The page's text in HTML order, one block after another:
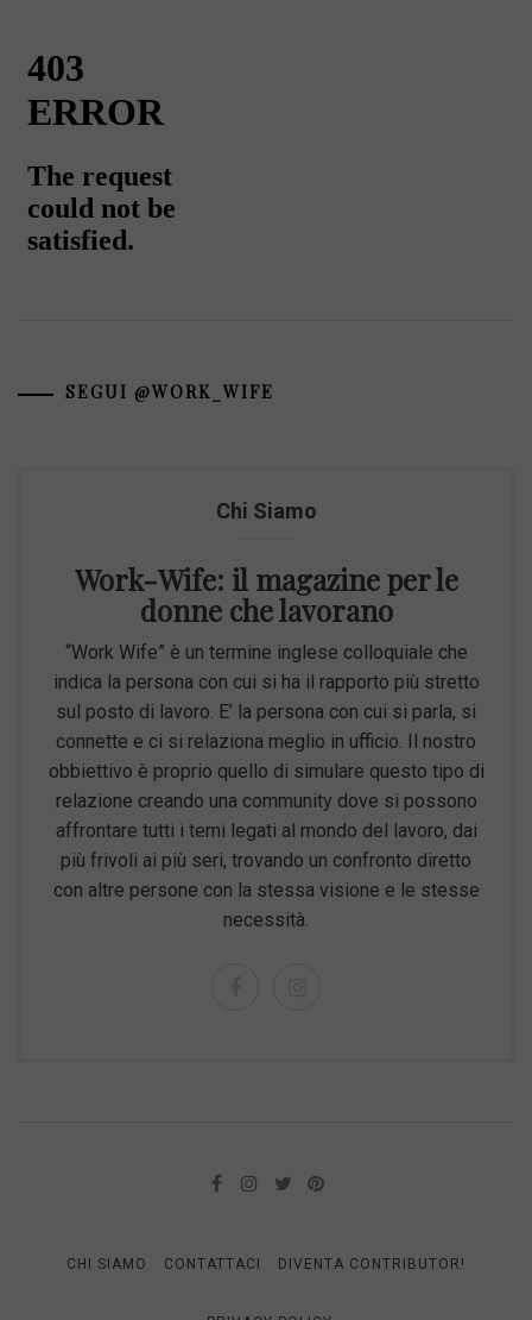
SEGUI @WORK_WIFE
Chi Siamo
Work-Wife: il magazine per le
donne che lavorano
“Work Wife” è un termine inglese colloquiale che
indica la persona con cui si ha il rapporto più stretto
sul posto di lavoro. E’ la persona con cui si parla, si
connette e ci si relaziona meglio in ufficio. Il nostro
obbiettivo è proprio quello di simulare questo tipo di
relazione creando una community dove si possono
affrontare tutti i temi legati al mondo del lavoro, dai
più frivoli ai più seri, trovando un confronto diretto
con altre persone con la stessa visione e le stesse
necessità.
CHI SIAMO CONTATTACI DIVENTA CONTRIBUTOR!